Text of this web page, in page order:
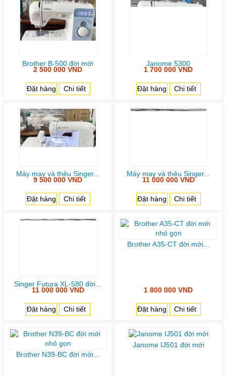
Brother B-500 đời mới
2 500 000 VND
Đặt hàng Chi tiết
Janome 5300
1 700 000 VND
Đặt hàng Chi tiết
Máy may và thêu Singer...
9 500 000 VND
Đặt hàng Chi tiết
Máy may và thêu Singer...
11 000 000 VND
Đặt hàng Chi tiết
Singer Futura XL-580 đời...
11 000 000 VND
Đặt hàng Chi tiết
Brother A35-CT đời mới...
1 800 000 VND
Đặt hàng Chi tiết
Brother N39-BC đời mới...
Janome IJ501 đời mới